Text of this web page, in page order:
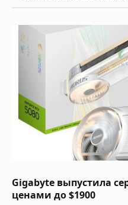
Gigabyte выпустила
ценами до $1900